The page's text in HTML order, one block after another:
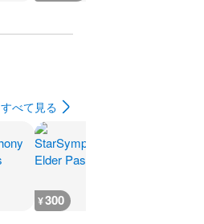
すべて見る
¥300